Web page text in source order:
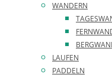
WANDERN
LAUFEN
PADDELN